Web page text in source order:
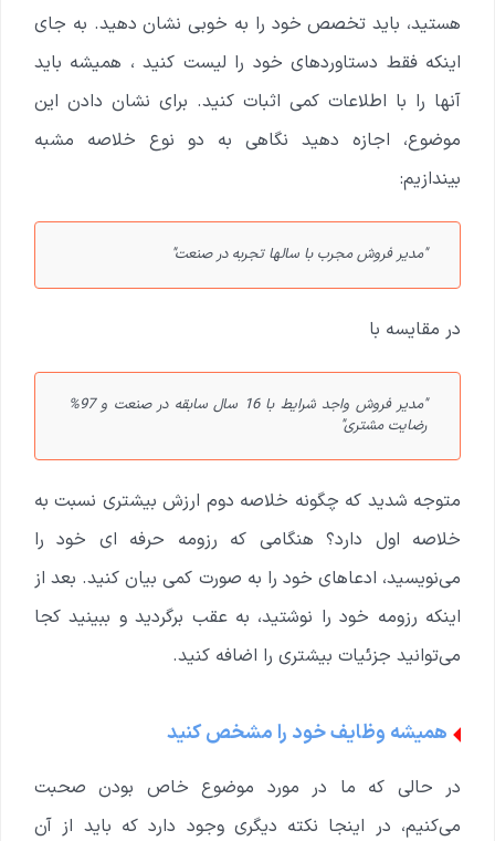
هستید، باید تخصص خود را به خوبی نشان دهید. به جای
اینکه فقط دستاوردهای خود را لیست کنید ، همیشه باید
آنها را با اطلاعات کمی اثبات کنید. برای نشان دادن این
موضوع، اجازه دهید نگاهی به دو نوع خلاصه مشبه
بیندازیم:
"مدیر فروش مجرب با سالها تجربه در صنعت"
در مقایسه با
"مدیر فروش واجد شرایط با 16 سال سابقه در صنعت و 97%
رضایت مشتری"
متوجه شدید که چگونه خلاصه دوم ارزش بیشتری نسبت به
خلاصه اول دارد؟ هنگامی که رزومه حرفه ای خود را
می‌نویسید، ادعاهای خود را به صورت کمی بیان کنید. بعد از
اینکه رزومه خود را نوشتید، به عقب برگردید و ببینید کجا
می‌توانید جزئیات بیشتری را اضافه کنید.
همیشه وظایف خود را مشخص کنید
در حالی که ما در مورد موضوع خاص بودن صحبت
می‌کنیم، در اینجا نکته دیگری وجود دارد که باید از آن